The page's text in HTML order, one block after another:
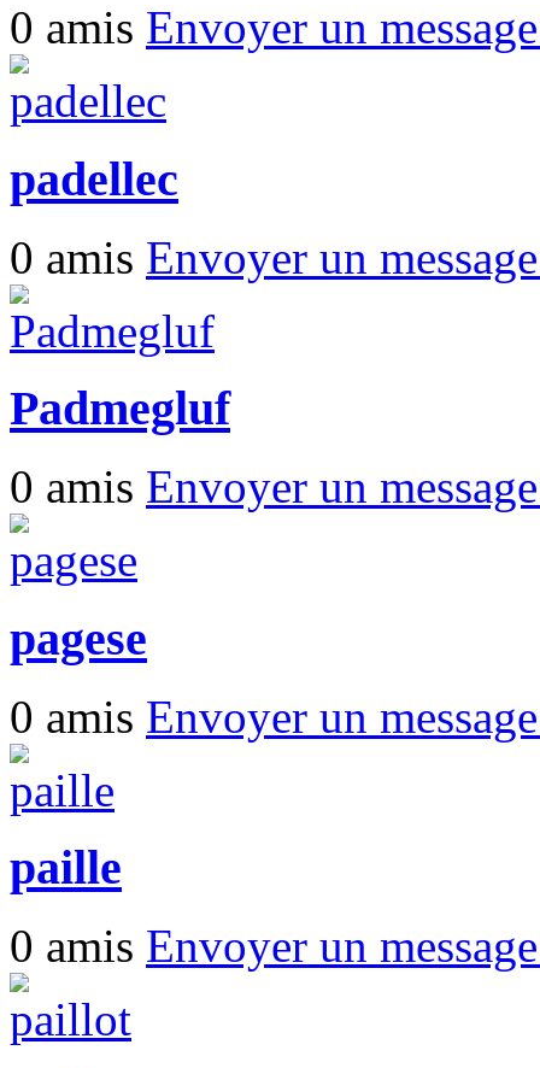
0 amis Envoyer un
padellec
0 amis Envoyer un
Padmegluf
0 amis Envoyer un
pagese
0 amis Envoyer un
paille
0 amis Envoyer un